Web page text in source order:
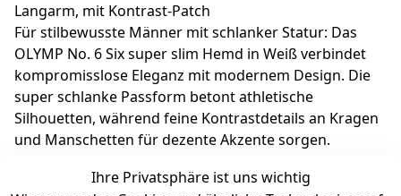
Langarm, mit Kontrast-Patch
Für stilbewusste Männer mit schlanker Statur: Das
OLYMP No. 6 Six super slim Hemd in Weiß verbindet
kompromisslose Eleganz mit modernem Design. Die
super schlanke Passform betont athletische
Silhouetten, während feine Kontrastdetails an Kragen
und Manschetten für dezente Akzente sorgen.
Langarmhemd höchsten Tragekomfort und
Ihre Privatsphäre ist uns wichtig